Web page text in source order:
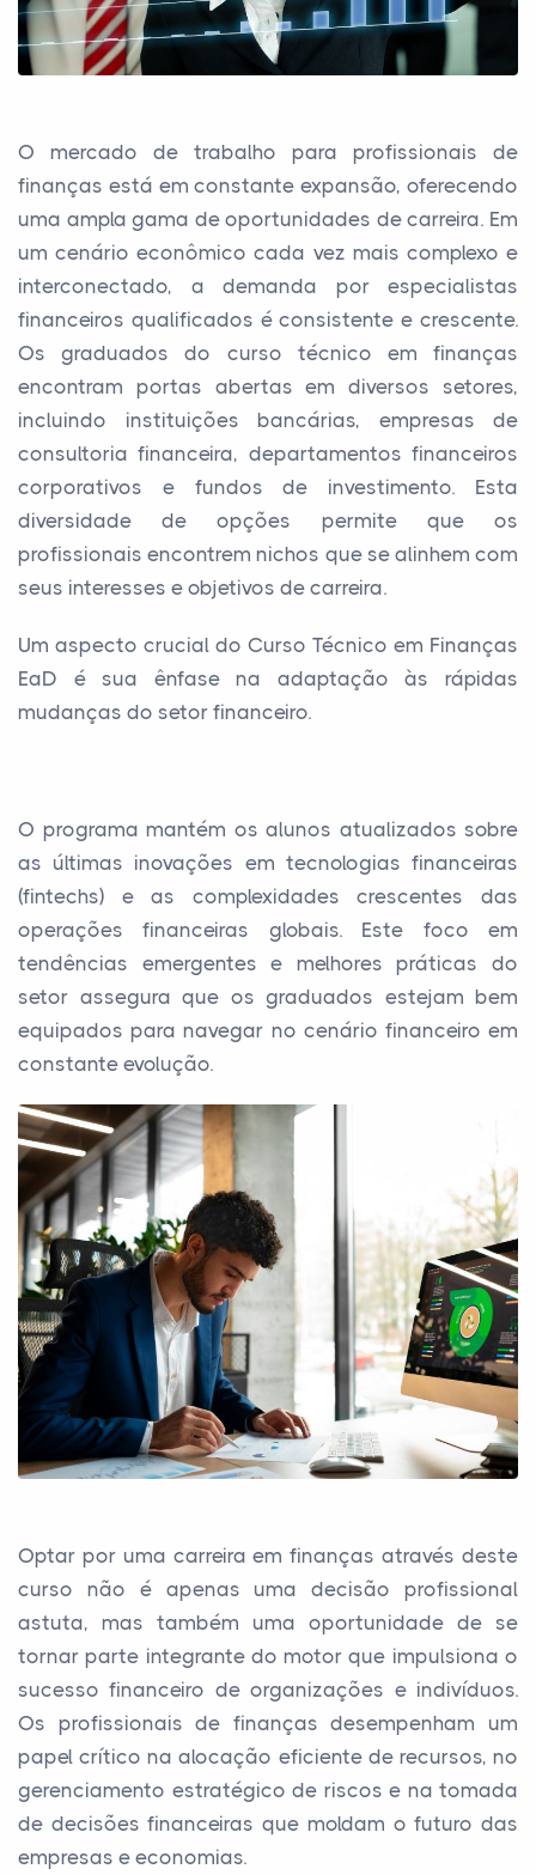
O mercado de trabalho para profissionais de
finanças está em constante expansão, oferecendo
uma ampla gama de oportunidades de carreira. Em
um cenário econômico cada vez mais complexo e
interconectado, a demanda por especialistas
financeiros qualificados é consistente e crescente.
Os graduados do curso técnico em finanças
encontram portas abertas em diversos setores,
incluindo instituições bancárias, empresas de
consultoria financeira, departamentos financeiros
corporativos e fundos de investimento. Esta
diversidade de opções permite que os
profissionais encontrem nichos que se alinhem com
seus interesses e objetivos de carreira.
Um aspecto crucial do Curso Técnico em Finanças
EaD é sua ênfase na adaptação às rápidas
mudanças do setor financeiro.
O programa mantém os alunos atualizados sobre
as últimas inovações em tecnologias financeiras
(fintechs) e as complexidades crescentes das
operações financeiras globais. Este foco em
tendências emergentes e melhores práticas do
setor assegura que os graduados estejam bem
equipados para navegar no cenário financeiro em
constante evolução.
Optar por uma carreira em finanças através deste
curso não é apenas uma decisão profissional
astuta, mas também uma oportunidade de se
tornar parte integrante do motor que impulsiona o
sucesso financeiro de organizações e indivíduos.
Os profissionais de finanças desempenham um
papel crítico na alocação eficiente de recursos, no
gerenciamento estratégico de riscos e na tomada
de decisões financeiras que moldam o futuro das
empresas e economias.